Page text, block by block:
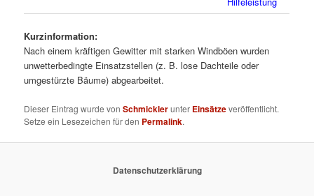
Kurzinformation:
Nach einem kräftigen Gewitter mit starken Windböen wurden
unwetterbedingte Einsatzstellen (z. B. lose Dachteile oder
umgestürzte Bäume) abgearbeitet.
Dieser Eintrag wurde vonSchmicklerunter Einsätzeveröffentlicht.
Setze ein Lesezeichen für den Permalink.
Datenschutzerklärung